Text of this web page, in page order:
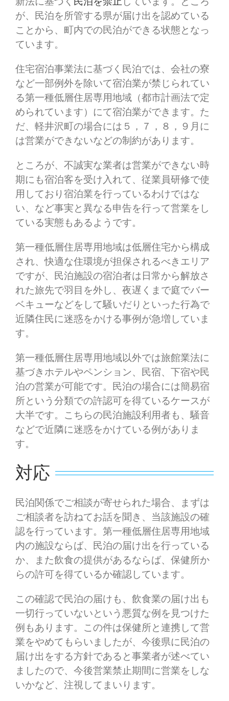
が、民泊を所管する県が届け出を認めている
ことから、町内での民泊ができる状態となっ
ています。
住宅宿泊事業法に基づく民泊では、会社の寮
など一部例外を除いて宿泊業が禁じられてい
る第一種低層住居専用地域（都市計画法で定
められています）にて宿泊業ができます。た
だ、軽井沢町の場合には５，７，８，９月に
は営業ができないなどの制約があります。
ところが、不誠実な業者は営業ができない時
期にも宿泊客を受け入れて、従業員研修で使
用しており宿泊業を行っているわけではな
い、など事実と異なる申告を行って営業をし
ている実態もあるようです。
第一種低層住居専用地域は低層住宅から構成
され、快適な住環境が担保されるべきエリア
ですが、民泊施設の宿泊者は日常から解放さ
れた旅先で羽目を外し、夜遅くまで庭でバー
ベキューなどをして騒いだりといった行為で
近隣住民に迷惑をかける事例が急増していま
す。
第一種低層住居専用地域以外では旅館業法に
基づきホテルやペンション、民宿、下宿や民
泊の営業が可能です。民泊の場合には簡易宿
所という分類での許認可を得ているケースが
大半です。こちらの民泊施設利用者も、騒音
などで近隣に迷惑をかけている例がありま
す。
対応
民泊関係でご相談が寄せられた場合、まずは
ご相談者を訪ねてお話を聞き、当該施設の確
認を行っています。第一種低層住居専用地域
内の施設ならば、民泊の届け出を行っている
か、また飲食の提供があるならば、保健所か
らの許可を得ているか確認しています。
この確認で民泊の届けも、飲食業の届け出も
一切行っていないという悪質な例を見つけた
例もあります。この件は保健所と連携して営
業をやめてもらいましたが、今後県に民泊の
届け出をする方針であると事業者が述べてい
ましたので、今後営業禁止期間に営業をしな
いかなど、注視してまいります。